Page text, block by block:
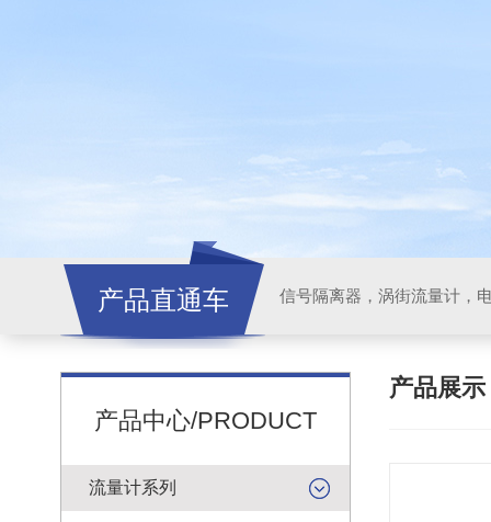
产品直通车 信号隔离器，涡街流量计，
产品中心/PRODUCT
流量计系列
产品展示